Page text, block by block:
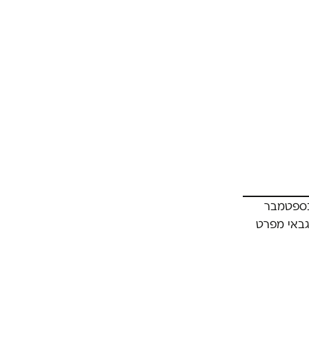
בעבר חוגי בית רבי משתתפים של המפלגה (כך לדוגמא, ב-9 בספטמבר
ששמעו את גבאי מפרט